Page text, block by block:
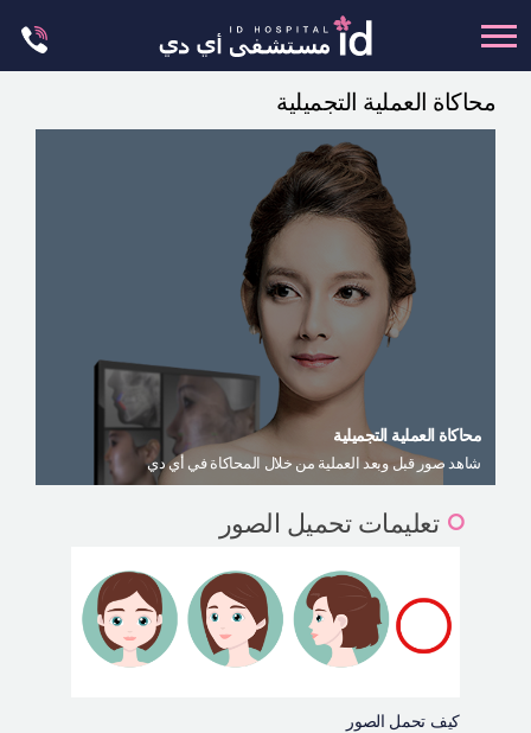
to
content
العمليات البسيطة
العيادة الجلدية
الإستشارة أونلاين
محاكاة العملية التجميلية
محاكاة العملية التجميلية
شاهد صور قبل وبعد العملية من خلال المحاكاة في أي دي
تعليمات تحميل الصور
كيف تحمل الصور